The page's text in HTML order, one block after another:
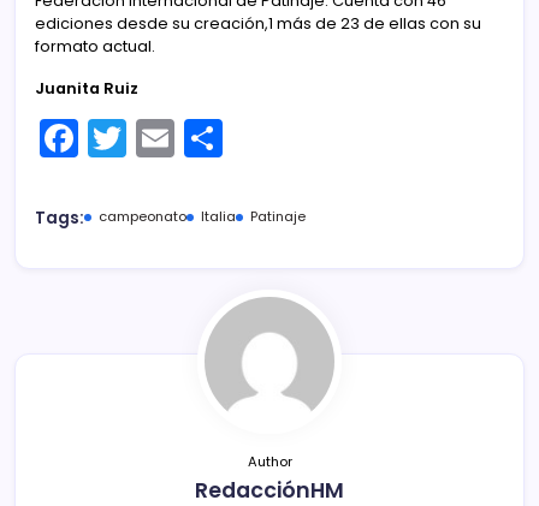
ediciones desde su creación,1 más de 23 de ellas con su
formato actual.
Juanita Ruiz
F
a
c
T
w
itt
E
m
ai m
ar
tir
Tags: campeonato Italia Patinaje
Author
RedacciónHM